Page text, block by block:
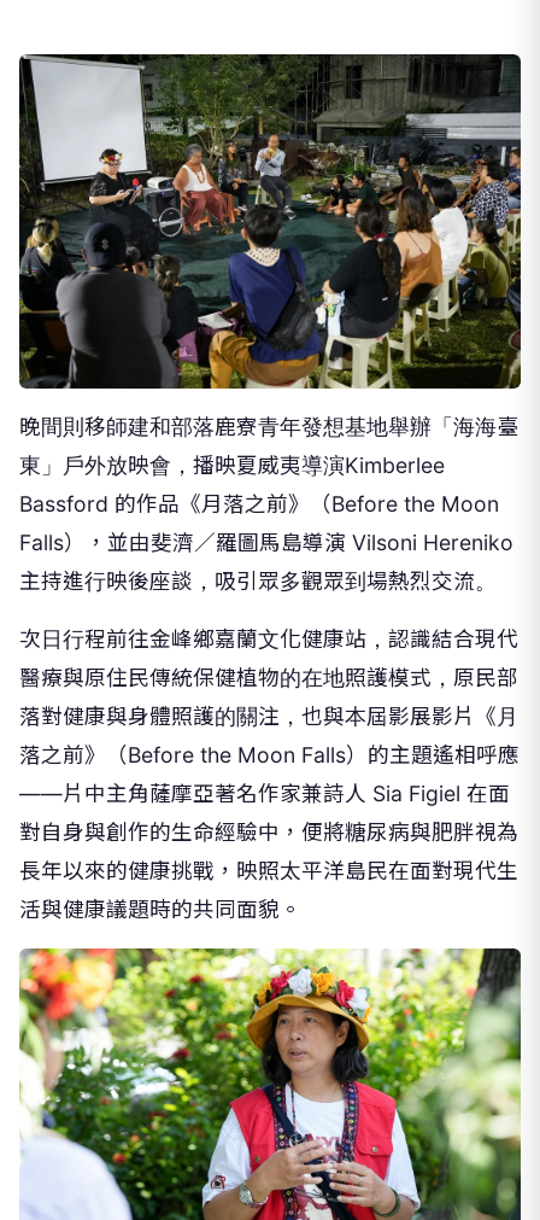
晚間則移師建和部落鹿寮青年發想基地舉辦「海海臺
東」戶外放映會，播映夏威夷導演Kimberlee
Bassford 的作品《月落之前》（Before the Moon
Falls），並由斐濟／羅圖馬島導演 Vilsoni Hereniko
主持進行映後座談，吸引眾多觀眾到場熱烈交流。
次日行程前往金峰鄉嘉蘭文化健康站，認識結合現代
醫療與原住民傳統保健植物的在地照護模式，原民部
落對健康與身體照護的關注，也與本屆影展影片《月
落之前》（Before the Moon Falls）的主題遙相呼應
——片中主角薩摩亞著名作家兼詩人 Sia Figiel 在面
對自身與創作的生命經驗中，便將糖尿病與肥胖視為
長年以來的健康挑戰，映照太平洋島民在面對現代生
活與健康議題時的共同面貌。